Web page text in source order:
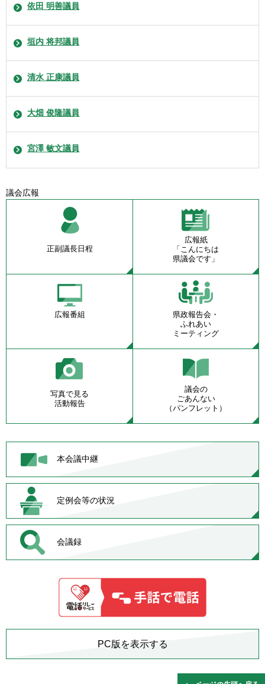
依田 明善議員
垣内 将邦議員
清水 正康議員
大畑 俊隆議員
宮澤 敏文議員
議会広報
正副議長日程
広報紙
「こんにちは
県議会です」
広報番組
県政報告会・
ふれあい
ミーティング
写真で見る
活動報告
議会の
ごあんない
（パンフレット）
本会議中継
定例会等の状況
会議録
PC版を表示する